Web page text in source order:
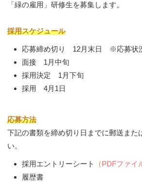
「緑の雇用」研修生を募集します。
採用スケジュール
応募締め切り 12月末日 ※応募状
面接 1月中旬
採用決定 1月下旬
採用 4月1日
応募方法
下記の書類を締め切り日までに郵送また
い。
採用エントリーシート
（PDFファイ
履歴書